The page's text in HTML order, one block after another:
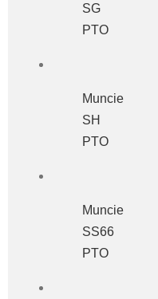
SG
PTO
Muncie
SH
PTO
Muncie
SS66
PTO